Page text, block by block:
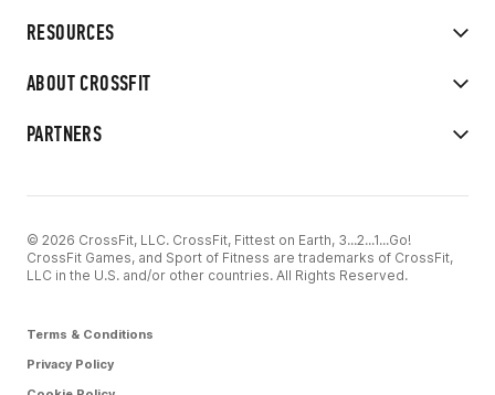
RESOURCES
ABOUT CROSSFIT
PARTNERS
© 2026 CrossFit, LLC. CrossFit, Fittest on Earth, 3...2...1...Go!
CrossFit Games, and Sport of Fitness are trademarks of CrossFit,
LLC in the U.S. and/or other countries. All Rights Reserved.
Terms & Conditions
Privacy Policy